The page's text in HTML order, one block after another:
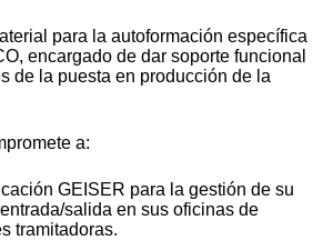
para la autoformación específica
encargado de dar soporte funcional
de la puesta en producción de la
a:
GEISER para la gestión de su
salida en sus oficinas de
tramitadoras.